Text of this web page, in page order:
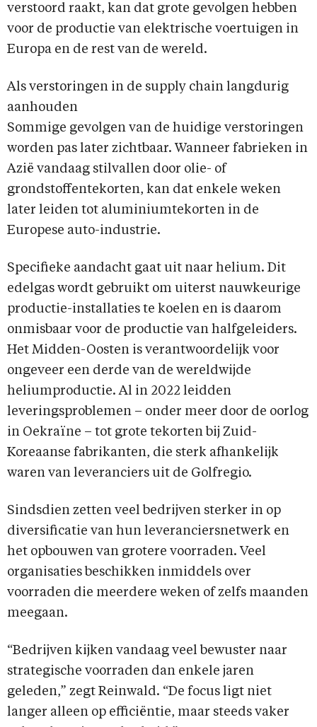
verstoord raakt, kan dat grote gevolgen hebben
voor de productie van elektrische voertuigen in
Europa en de rest van de wereld.
Als verstoringen in de supply chain langdurig
aanhouden
Sommige gevolgen van de huidige verstoringen
worden pas later zichtbaar. Wanneer fabrieken in
Azië vandaag stilvallen door olie- of
grondstoffentekorten, kan dat enkele weken
later leiden tot aluminiumtekorten in de
Europese auto-industrie.
Specifieke aandacht gaat uit naar helium. Dit
edelgas wordt gebruikt om uiterst nauwkeurige
productie-installaties te koelen en is daarom
onmisbaar voor de productie van halfgeleiders.
Het Midden-Oosten is verantwoordelijk voor
ongeveer een derde van de wereldwijde
heliumproductie. Al in 2022 leidden
leveringsproblemen – onder meer door de oorlog
in Oekraïne – tot grote tekorten bij Zuid-
Koreaanse fabrikanten, die sterk afhankelijk
waren van leveranciers uit de Golfregio.
Sindsdien zetten veel bedrijven sterker in op
diversificatie van hun leveranciersnetwerk en
het opbouwen van grotere voorraden. Veel
organisaties beschikken inmiddels over
voorraden die meerdere weken of zelfs maanden
meegaan.
“Bedrijven kijken vandaag veel bewuster naar
strategische voorraden dan enkele jaren
geleden,” zegt Reinwald. “De focus ligt niet
langer alleen op efficiëntie, maar steeds vaker